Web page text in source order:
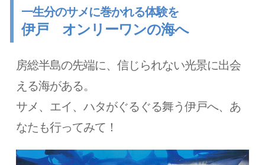
一生分のサメに巻かれる体験を
伊戸 オンリーワンの海へ
房総半島の先端に、信じられない光景に出会
える海がある。
サメ、エイ、ハタがぐるぐる舞う伊戸へ、あ
なたも行ってみて！